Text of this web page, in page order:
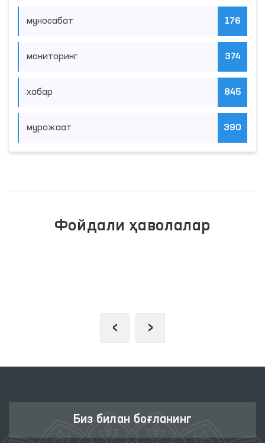
муносабат 176
мониторинг 374
хабар 845
мурожаат 390
Фойдали ҳаволалар
‹ ›
Биз билан боғланинг